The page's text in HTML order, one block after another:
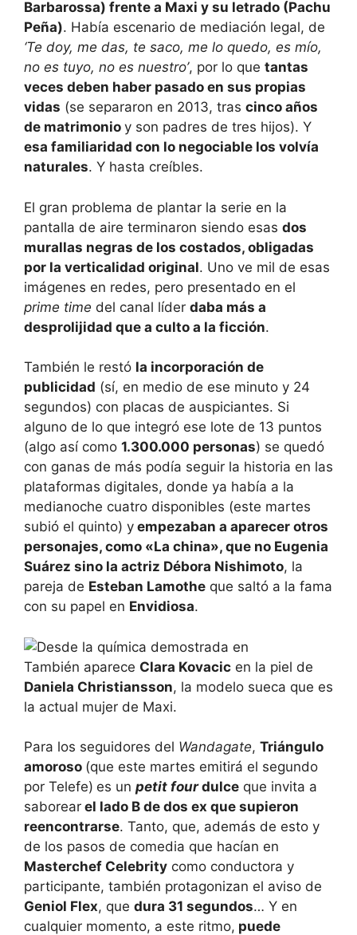
Barbarossa) frente a Maxi y su letrado (Pachu
Peña). Había escenario de mediación legal, de
‘Te doy, me das, te saco, me lo quedo, es mío,
no es tuyo, no es nuestro’, por lo que tantas
veces deben haber pasado en sus propias
vidas (se separaron en 2013, tras cinco años
de matrimonio y son padres de tres hijos). Y
esa familiaridad con lo negociable los volvía
naturales. Y hasta creíbles.
El gran problema de plantar la serie en la
pantalla de aire terminaron siendo esas dos
murallas negras de los costados, obligadas
por la verticalidad original. Uno ve mil de esas
imágenes en redes, pero presentado en el
prime time del canal líder daba más a
desprolijidad que a culto a la ficción.
También le restó la incorporación de
publicidad (sí, en medio de ese minuto y 24
segundos) con placas de auspiciantes. Si
alguno de lo que integró ese lote de 13 puntos
(algo así como 1.300.000 personas) se quedó
con ganas de más podía seguir la historia en las
plataformas digitales, donde ya había a la
medianoche cuatro disponibles (este martes
subió el quinto) y empezaban a aparecer otros
personajes, como «La china», que no Eugenia
Suárez sino la actriz Débora Nishimoto, la
pareja de Esteban Lamothe que saltó a la fama
con su papel en Envidiosa.
También aparece Clara Kovacic en la piel de
Daniela Christiansson, la modelo sueca que es
la actual mujer de Maxi.
Para los seguidores del Wandagate, Triángulo
amoroso (que este martes emitirá el segundo
por Telefe) es un petit fourdulce que invita a
saborear el lado B de dos ex que supieron
reencontrarse. Tanto, que, además de esto y
de los pasos de comedia que hacían en
Masterchef Celebrity como conductora y
participante, también protagonizan el aviso de
Geniol Flex, que dura 31 segundos… Y en
cualquier momento, a este ritmo, puede